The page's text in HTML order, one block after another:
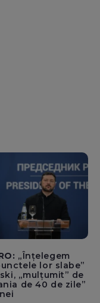
„Înțelegem
lor slabe”
„mulțumit” de
de 40 de zile”